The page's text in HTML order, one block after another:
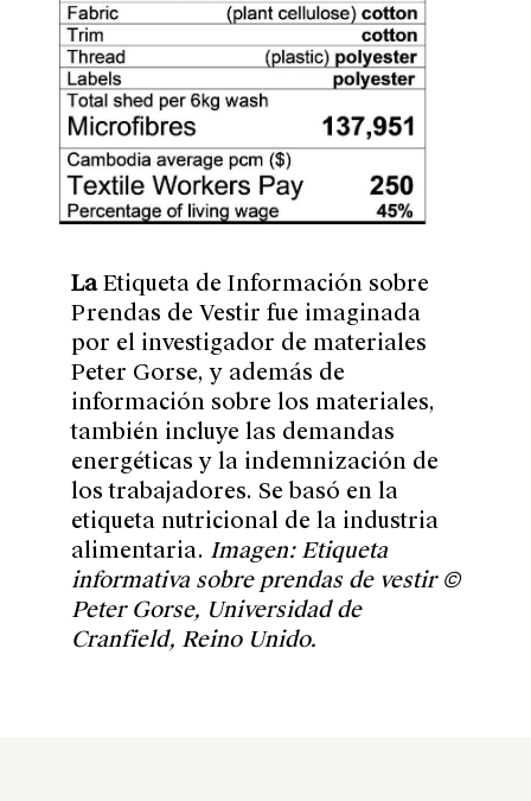
LaEtiqueta de Información sobre
Prendas de Vestir fue imaginada
por el investigador de materiales
Peter Gorse, y además de
información sobre los materiales,
también incluye las demandas
energéticas y la indemnización de
los trabajadores. Sebasó en la
etiqueta nutricional de la industria
alimentaria. Imagen: Etiqueta
informativa sobre prendas de vestir ©
Peter Gorse, Universidad de
Cranfield, Reino Unido.